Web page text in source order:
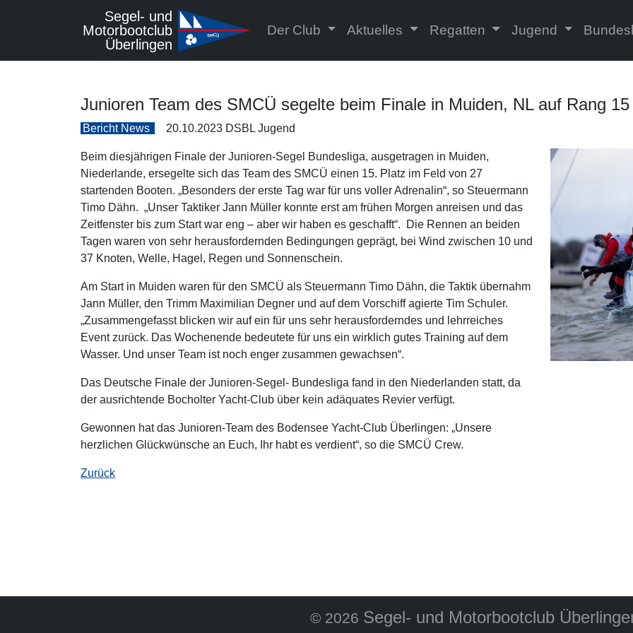
Segel- und
Motorbootclub
Überlingen
Der Club Aktuelles Regatten Jugend
Junioren Team des SMCÜ segelte beim Finale in Muiden, NL auf Rang 15
Bericht News 20.10.2023 DSBL Jugend
Beim diesjährigen Finale der Junioren-Segel Bundesliga, ausgetragen in Muiden,
Niederlande, ersegelte sich das Team des SMCÜ einen 15. Platz im Feld von 27
startenden Booten. „Besonders der erste Tag war für uns voller Adrenalin“, so Steuermann
Timo Dähn. „Unser Taktiker Jann Müller konnte erst am frühen Morgen anreisen und das
Zeitfenster bis zum Start war eng – aber wir haben es geschafft“. Die Rennen an beiden
Tagen waren von sehr herausfordernden Bedingungen geprägt, bei Wind zwischen 10 und
37 Knoten, Welle, Hagel, Regen und Sonnenschein.
Am Start in Muiden waren für den SMCÜ als Steuermann Timo Dähn, die Taktik übernahm
Jann Müller, den Trimm Maximilian Degner und auf dem Vorschiff agierte Tim Schuler.
„Zusammengefasst blicken wir auf ein für uns sehr herausforderndes und lehrreiches
Event zurück. Das Wochenende bedeutete für uns ein wirklich gutes Training auf dem
Wasser. Und unser Team ist noch enger zusammen gewachsen“.
Das Deutsche Finale der Junioren-Segel- Bundesliga fand in den Niederlanden statt, da
der ausrichtende Bocholter Yacht-Club über kein adäquates Revier verfügt.
Gewonnen hat das Junioren-Team des Bodensee Yacht-Club Überlingen: „Unsere
herzlichen Glückwünsche an Euch, Ihr habt es verdient“, so die SMCÜ Crew.
Zurück
© 2026 Segel- und Motorbootclub